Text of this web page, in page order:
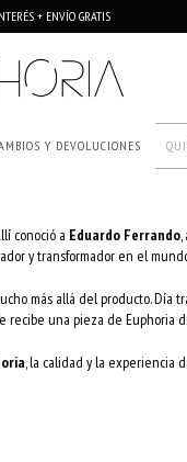
+ ENVÍO GRATIS
Y DEVOLUCIONES
conoció a Eduardo Ferrando
y transformador en el
más allá del producto.
una pieza de Euphoria
, la calidad y la experiencia